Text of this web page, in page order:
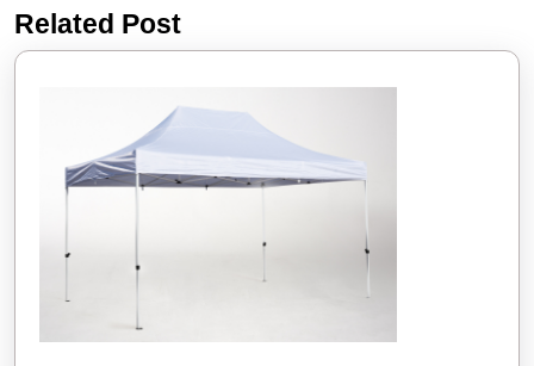
Vorige
bericht:
bericht:
Related Post